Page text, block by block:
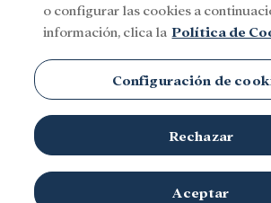
o configurar las cookies a
información, clica la Política de
Configuración de
Rechazar
Aceptar